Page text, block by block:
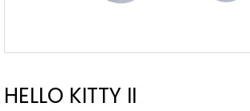
HELLO KITTY II